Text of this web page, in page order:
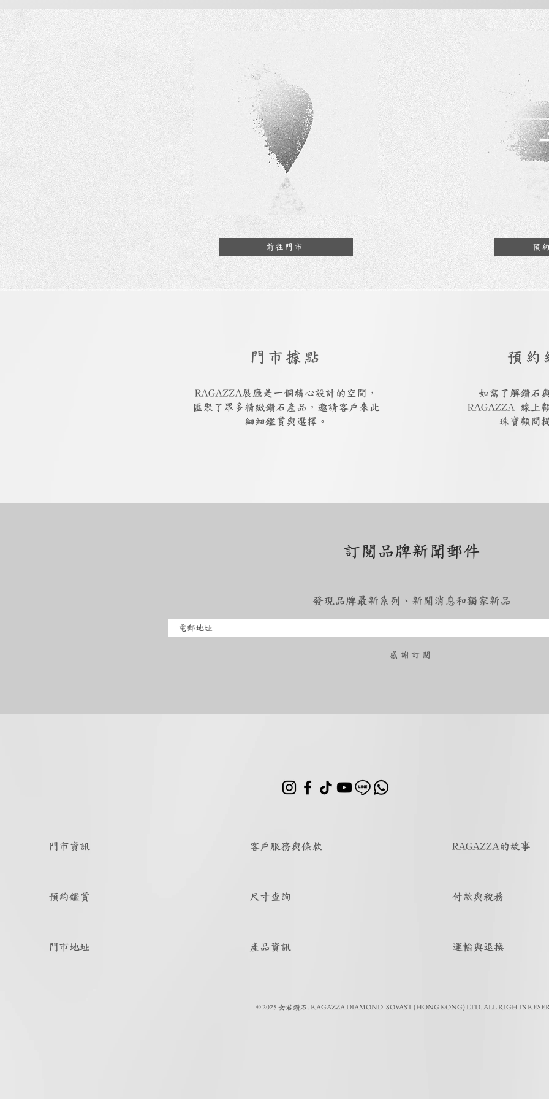
前往門市 預
門市據點
RAGAZZA展廳是一個精心設計的空間，
匯聚了眾多精緻鑽石產品，邀請客戶來此
細細鑑賞與選擇。
預約
如需了解鑽石
RAGAZZA 線上
珠寶顧問
訂閱品牌新聞郵件
發現品牌最新系列、新聞消息和獨家新品
​感謝訂閱
門市資訊
預約鑑賞
門市地址
客戶服務與條款
尺寸查詢
產品資訊
RAGAZZA的故事
付款與稅務
運輸與退換
© 2025 女君鑽石.RAGAZZA DIAMOND. SOVAST (HONG KONG) LTD. ALL RIGHTS